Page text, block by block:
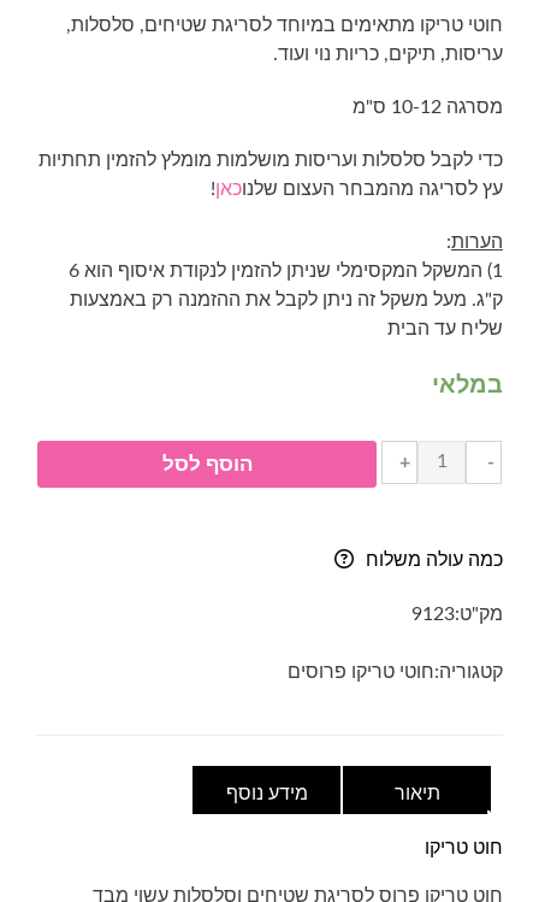
חוטי טריקו מתאימים במיוחד לסריגת שטיחים, סלסלות,
עריסות, תיקים, כריות נוי ועוד.
מסרגה 10-12 ס"מ
כדי לקבל סלסלות ועריסות מושלמות מומלץ להזמין תחתיות
עץ לסריגה מהמבחר העצום שלנוכאן!
הערות:
1) המשקל המקסימלי שניתן להזמין לנקודת איסוף הוא 6
ק"ג. מעל משקל זה ניתן לקבל את ההזמנה רק באמצעות
שליח עד הבית
במלאי
-
כמות
של
פרוס-
סגול
+ הוסף לסל
כמה עולה משלוח
מק"ט:9123
קטגוריה:חוטי טריקו פרוסים
תיאור מידע נוסף
חוט טריקו
חוט טריקו פרוס לסריגת שטיחים וסלסלות עשוי מבד